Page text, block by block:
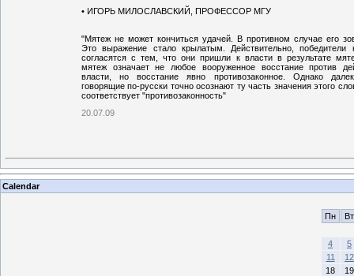
• ИГОРЬ МИЛОСЛАВСКИЙ, ПРОФЕССОР МГУ
"Мятеж не может кончиться удачей. В противном случае его
Это выражение стало крылатым. Действительно, победители
согласятся с тем, что они пришли к власти в результате
мятеж означает не любое вооруженное восстание против
власти, но восстание явно противозаконное. Однако
говорящие по-русски точно осознают ту часть значения этого
соответствует "противозаконность"
20.07.09
Calendar
Пн Вт
4
5
11
12
18
19